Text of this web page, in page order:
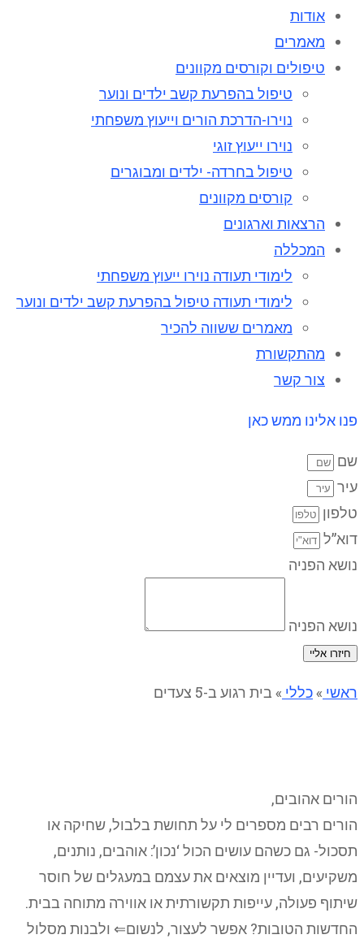
אודות
מאמרים
טיפולים וקורסים מקוונים
טיפול בהפרעת קשב ילדים ונוער
נוירו-הדרכת הורים וייעוץ משפחתי
נוירו ייעוץ זוגי
טיפול בחרדה- ילדים ומבוגרים
קורסים מקוונים
הרצאות וארגונים
המכללה
לימודי תעודה נוירו ייעוץ משפחתי
לימודי תעודה טיפול בהפרעת קשב ילדים ונוער
מאמרים ששווה להכיר
מהתקשורת
צור קשר
פנו אלינו ממש כאן
שם
עיר
טלפון
דוא”ל
נושא הפניה
נושא הפניה
חיזרו אליי
ראשי »כללי » בית רגוע ב-5 צעדים
הורים אהובים,
הורים רבים מספרים לי על תחושת בלבול, שחיקה או
תסכול- גם כשהם עושים הכול ‘נכון’: אוהבים, נותנים,
משקיעים, ועדיין מוצאים את עצמם במעגלים של חוסר
שיתוף פעולה, עייפות תקשורתית או אווירה מתוחה בבית.
החדשות הטובות? אפשר לעצור, לנשום⇐ ולבנות מסלול